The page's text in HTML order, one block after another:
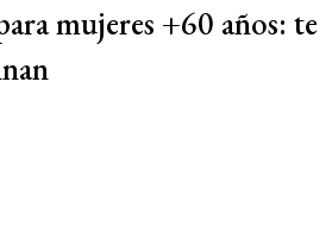
mujeres +60 años: te